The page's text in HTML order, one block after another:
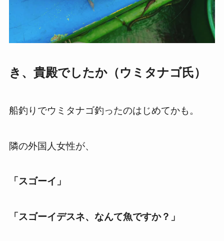
き、貴殿でしたか（ウミタナゴ氏）
船釣りでウミタナゴ釣ったのはじめてかも。
隣の外国人女性が、
「スゴーイ」
「スゴーイデスネ、なんて魚ですか？」